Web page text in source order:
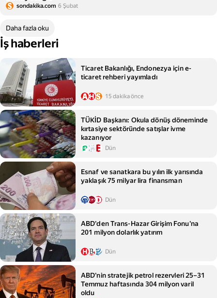
sondakika.com 6 Şubat
Daha fazla oku
İş haberleri
Ticaret Bakanlığı, Endonezya için e-
ticaret rehberi yayımladı
15 dakika önce
TÜKİD Başkanı: Okula dönüş döneminde
kırtasiye sektöründe satışlar ivme
kazanıyor
Dün
Esnaf ve sanatkara bu yılın ilk yarısında
yaklaşık 75 milyar lira finansman
Dün
ABD'den Trans-Hazar Girişim Fonu'na
201 milyon dolarlık yatırım
Dün
ABD'nin stratejik petrol rezervleri 25–31
Temmuz haftasında 304 milyon varil
oldu